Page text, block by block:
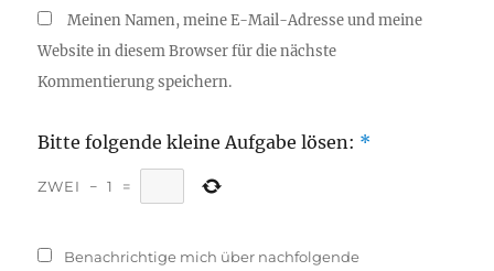
Meinen Namen, meine E-Mail-Adresse und meine
Website in diesem Browser für die nächste
Kommentierung speichern.
Bitte folgende kleine Aufgabe lösen: *
ZWEI − 1 =
Benachrichtige mich über nachfolgende